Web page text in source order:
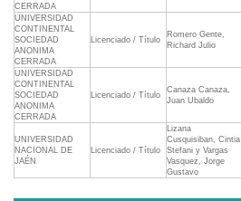
CERRADA
UNIVERSIDAD
CONTINENTAL
SOCIEDAD
ANONIMA
CERRADA
Licenciado / Título
Romero Gente,
Richard Julio
UNIVERSIDAD
CONTINENTAL
SOCIEDAD
ANONIMA
CERRADA
Licenciado / Título
Canaza Canaza,
Juan Ubaldo
UNIVERSIDAD
NACIONAL DE
JAÉN
Licenciado / Título
Lizana
Cusquisiban, Cintia
Stefani y Vargas
Vasquez, Jorge
Gustavo